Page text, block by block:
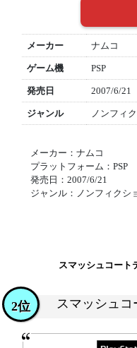
メーカー ナムコ
ゲーム機 PSP
発売日 2007/6/21
ジャンル ノンフィ
メーカー：ナムコ
プラットフォーム：PSP
発売日：2007/6/21
ジャンル：ノンフィクシ
スマッシュコート
スマッシュコ
2位